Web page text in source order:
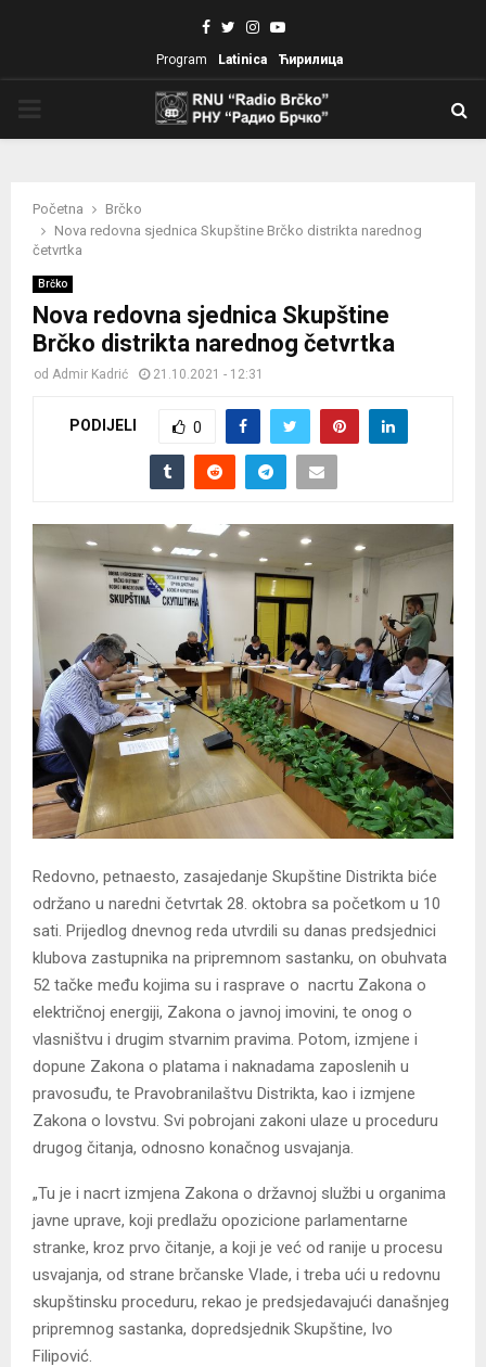
Facebook
TwitterInstagram
Youtube
Program Latinica Ћирилица
Početna
Brčko
Nova redovna sjednica Skupštine Brčko distrikta narednog
četvrtka
Brčko
Nova redovna sjednica Skupštine
Brčko distrikta narednog četvrtka
od Admir Kadrić 21.10.2021 - 12:31
PODIJELI 0
Redovno, petnaesto, zasajedanje Skupštine Distrikta biće
održano u naredni četvrtak 28. oktobra sa početkom u 10
sati. Prijedlog dnevnog reda utvrdili su danas predsjednici
klubova zastupnika na pripremnom sastanku, on obuhvata
52 tačke među kojima su i rasprave o nacrtu Zakona o
električnoj energiji, Zakona o javnoj imovini, te onog o
vlasništvu i drugim stvarnim pravima. Potom, izmjene i
dopune Zakona o platama i naknadama zaposlenih u
pravosuđu, te Pravobranilaštvu Distrikta, kao i izmjene
Zakona o lovstvu. Svi pobrojani zakoni ulaze u proceduru
drugog čitanja, odnosno konačnog usvajanja.
„Tu je i nacrt izmjena Zakona o državnoj službi u organima
javne uprave, koji predlažu opozicione parlamentarne
stranke, kroz prvo čitanje, a koji je već od ranije u procesu
usvajanja, od strane brčanske Vlade, i treba ući u redovnu
skupštinsku proceduru, rekao je predsjedavajući današnjeg
pripremnog sastanka, dopredsjednik Skupštine, Ivo
Filipović.